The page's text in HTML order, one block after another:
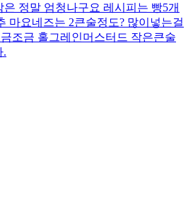
정말 엄청나구요 레시피는 빵5개
마요네즈는 2큰술정도? 많이넣는걸
조금 홀그레인머스터드 작은큰술
.